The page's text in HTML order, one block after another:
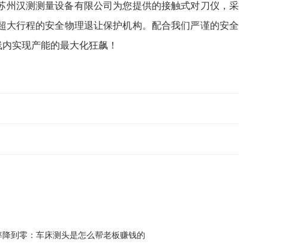
汉测测量设备有限公司为您提供的接触式对刀仪，采
行程的安全物理退让保护机构。配合我们严谨的安全
实现产能的最大化狂飙！
降到零：车床测头是怎么帮老板赚钱的